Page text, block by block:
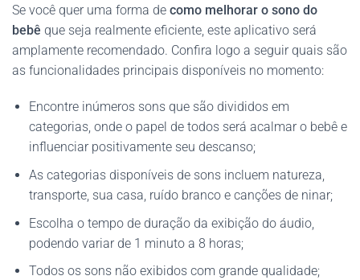
Se você quer uma forma de como melhorar o sono do
bebê que seja realmente eficiente, este aplicativo será
amplamente recomendado. Confira logo a seguir quais são
as funcionalidades principais disponíveis no momento:
Encontre inúmeros sons que são divididos em
categorias, onde o papel de todos será acalmar o bebê e
influenciar positivamente seu descanso;
As categorias disponíveis de sons incluem natureza,
transporte, sua casa, ruído branco e canções de ninar;
Escolha o tempo de duração da exibição do áudio,
podendo variar de 1 minuto a 8 horas;
Todos os sons não exibidos com grande qualidade;